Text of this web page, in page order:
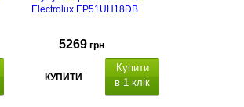
Electrolux EP51UH18DB
5269 грн
КУПИТИ
Купити
в 1 клік